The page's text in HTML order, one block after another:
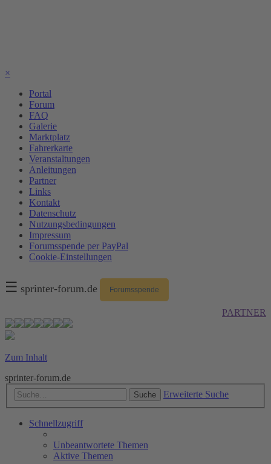
×
Portal
Forum
FAQ
Galerie
Marktplatz
Fahrerkarte
Veranstaltungen
Anleitungen
Partner
Links
Kontakt
Datenschutz
Nutzungsbedingungen
Impressum
Forumsspende per PayPal
Cookie-Einstellungen
☰ sprinter-forum.de Forumsspende
PARTNER
Zum Inhalt
sprinter-forum.de
Suche Erweiterte Suche
Schnellzugriff
Unbeantwortete Themen
Aktive Themen